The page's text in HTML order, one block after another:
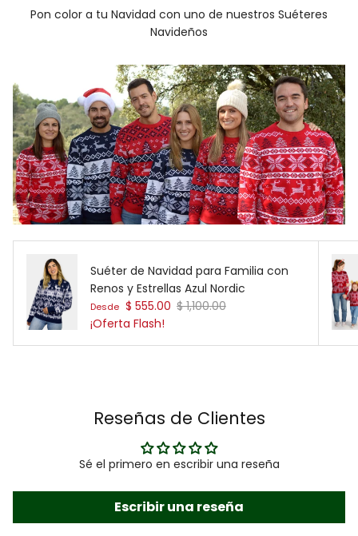
Pon color a tu Navidad con uno de nuestros Suéteres
Navideños
Suéter de Navidad para Familia con
Renos y Estrellas Azul Nordic
Precio de venta
Desde $ 555.00 Precio normal
$ 1,100.00
¡Oferta Flash!
Reseñas de Clientes
Sé el primero en escribir una reseña
Escribir una reseña